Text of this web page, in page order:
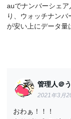
auでナンバーシェ
り、ウォッチナン
が安い上にデータ量
管理人＠
2021年3月
おわぁ！！！